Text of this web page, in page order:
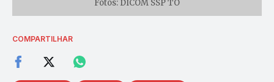
Fotos: DICOM SSP TO
COMPARTILHAR